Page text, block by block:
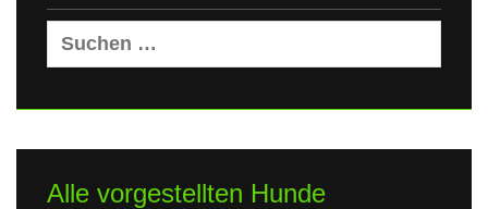
Suchen
nach:
Alle vorgestellten Hunde